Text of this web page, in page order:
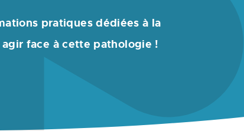
pratiques dédiées à la
face à cette pathologie !